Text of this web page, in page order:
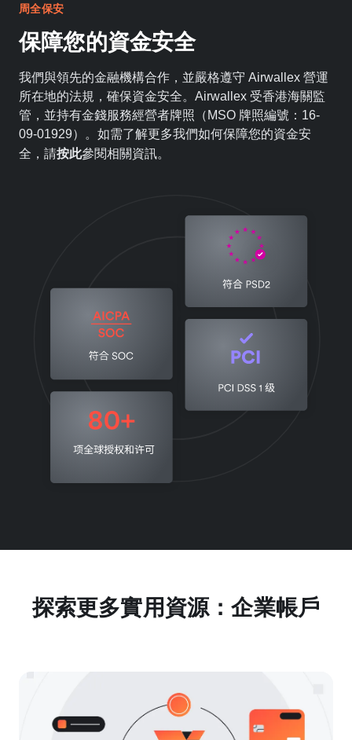
周全保安
保障您的資金安全
我們與領先的金融機構合作，並嚴格遵守 Airwallex 營運
所在地的法規，確保資金安全。Airwallex 受香港海關監
管，並持有金錢服務經營者牌照（MSO 牌照編號：16-
09-01929）。如需了解更多我們如何保障您的資金安
全，請按此參閱相關資訊。
探索更多實用資源：企業帳戶